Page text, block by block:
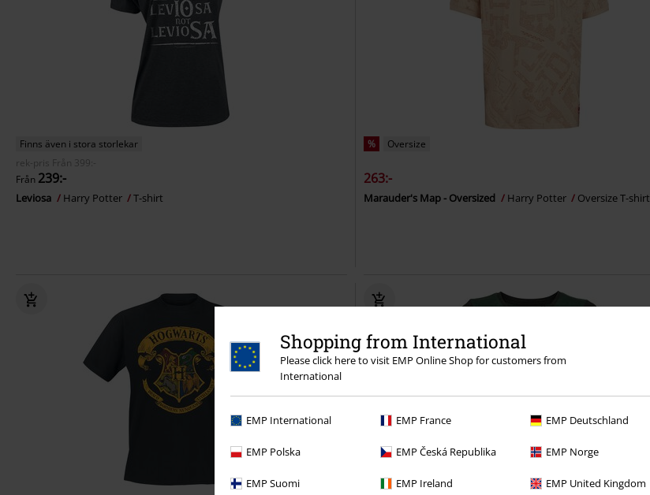
Shopping from International
Please click here to visit EMP Online Shop for customers from
International
EMP International EMP France EMP Deutschland
EMP Polska EMP Česká Republika EMP Norge
EMP Suomi EMP Ireland EMP United Kingdom
Finns även i stora storlekar
rek-pris
Från
399:-
Från 239:-
Leviosa Harry Potter T-shirt
% Oversize
263:-
Marauder's Map - Oversized Harry Potter Oversize T-shirt